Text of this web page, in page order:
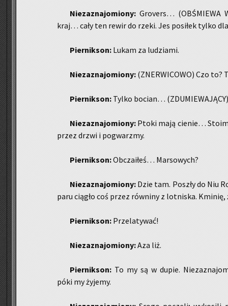
Nie­za­zna­jo­mio­ny: Gro­vers… (OB­ŚMIE­WA
kraj… cały ten rewir do rzeki. Jes po­si­łek tylko
Pier­nik­son: Lukam za lu­dzia­mi.
Nie­za­zna­jo­mio­ny: (ZNER­WI­CO­WO) Czo to?
Pier­nik­son: Tylko bo­cian…
Nie­za­zna­jo­mio­ny: Ptoki mają cie­nie…
przez drzwi i po­gwarz­my.
Pier­nik­son:Ob­cza­iłeś… Mar­so­wych?
Nie­za­zna­jo­mio­ny: Dzie tam. Po­szły do Niu
paru cią­gło coś przez rów­ni­ny z lot­ni­ska.
Pier­nik­son: Prze­la­ty­wać!
Nie­za­zna­jo­mio­ny:Aza liż.
Pier­nik­son: To my są w dupie.
póki my ży­je­my.